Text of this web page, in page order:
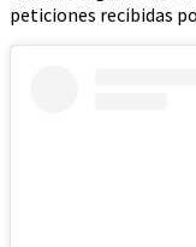
peticiones recibidas